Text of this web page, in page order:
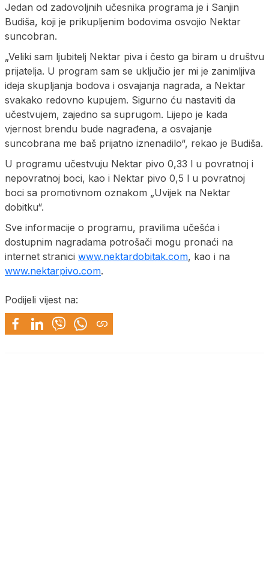
Jedan od zadovoljnih učesnika programa je i Sanjin
Budiša, koji je prikupljenim bodovima osvojio Nektar
suncobran.
„Veliki sam ljubitelj Nektar piva i često ga biram u društvu
prijatelja. U program sam se uključio jer mi je zanimljiva
ideja skupljanja bodova i osvajanja nagrada, a Nektar
svakako redovno kupujem. Sigurno ću nastaviti da
učestvujem, zajedno sa suprugom. Lijepo je kada
vjernost brendu bude nagrađena, a osvajanje
suncobrana me baš prijatno iznenadilo“, rekao je Budiša.
U programu učestvuju Nektar pivo 0,33 l u povratnoj i
nepovratnoj boci, kao i Nektar pivo 0,5 l u povratnoj
boci sa promotivnom oznakom „Uvijek na Nektar
dobitku“.
Sve informacije o programu, pravilima učešća i
dostupnim nagradama potrošači mogu pronaći na
internet stranici www.nektardobitak.com, kao i na
www.nektarpivo.com.
Podijeli vijest na: